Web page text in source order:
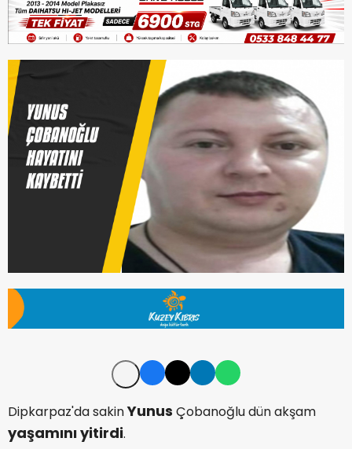
Dipkarpaz'da sakinYunus Çobanoğlu dün akşam
yaşamınıyitirdi.